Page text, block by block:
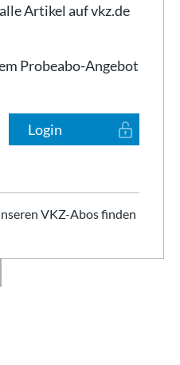
Artikel auf vkz.de
Probeabo-Angebot
Login
VKZ-Abos finden